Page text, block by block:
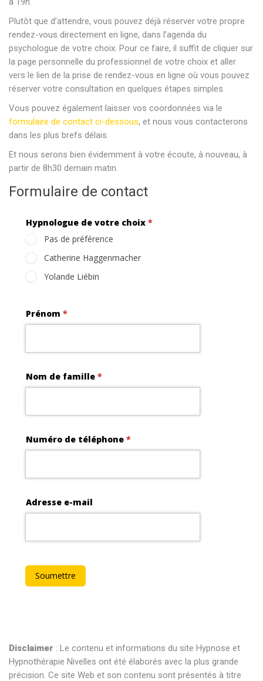
Plutôt que d’attendre, vous pouvez déjà réserver votre propre
rendez-vous directement en ligne, dans l’agenda du
psychologue de votre choix. Pour ce faire, il suffit de cliquer sur
la page personnelle du professionnel de votre choix et aller
vers le lien de la prise de rendez-vous en ligne où vous pouvez
réserver votre consultation en quelques étapes simples.
Vous pouvez également laisser vos coordonnées via le
formulaire de contact ci-dessous, et nous vous contacterons
dans les plus brefs délais.
Et nous serons bien évidemment à votre écoute, à nouveau, à
partir de 8h30 demain matin.
Formulaire de contact
Disclaimer : Le contenu et informations du site Hypnose et
Hypnothérapie Nivelles ont été élaborés avec la plus grande
précision. Ce site Web et son contenu sont présentés à titre